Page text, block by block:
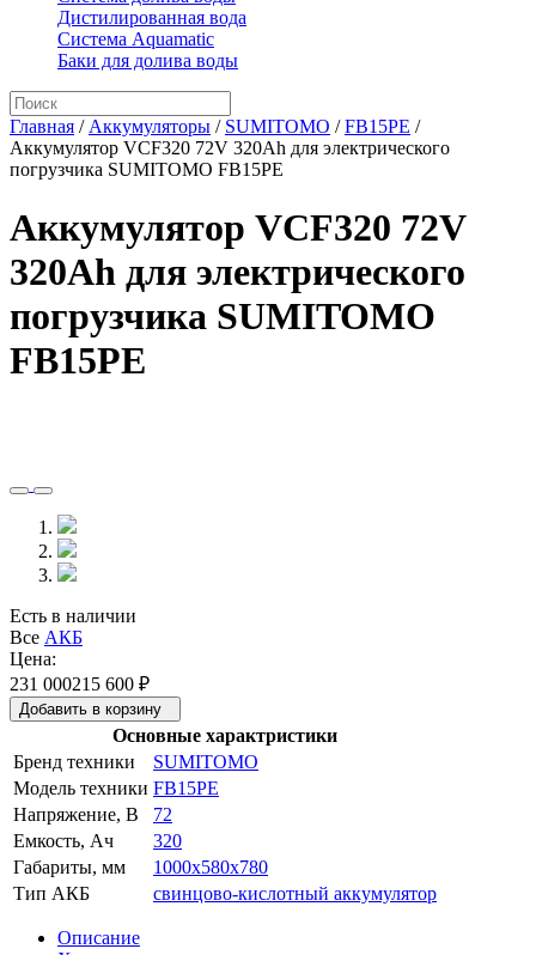
Дистилированная вода
Система Aquamatic
Баки для долива воды
Главная / Аккумуляторы / SUMITOMO /FB15PE /
Аккумулятор VCF320 72V 320Ah для электрического
погрузчика SUMITOMO FB15PE
Аккумулятор VCF320 72V
320Ah для электрического
погрузчика SUMITOMO
FB15PE
Есть в наличии
Все АКБ
Цена:
231 000215 600 ₽
Добавить в корзину
Основные характристики
Бренд техники
SUMITOMO
Модель техники FB15PE
Напряжение, В
72
Емкость, Ач
320
Габариты, мм
1000x580x780
Тип АКБ
свинцово-кислотный аккумулятор
Описание